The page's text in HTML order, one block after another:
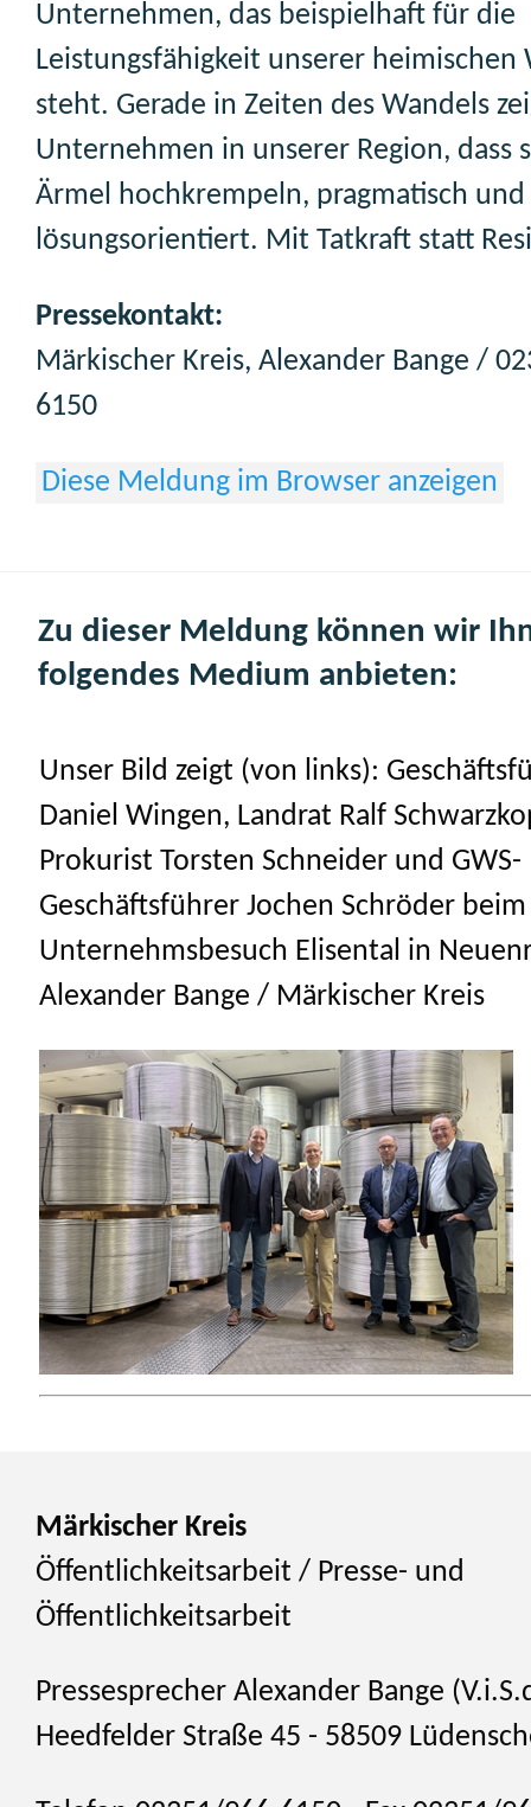
Unternehmen, das beispielhaft für die
Leistungsfähigkeit unserer heimischen
steht. Gerade in Zeiten des Wandels
Unternehmen in unserer Region, dass
Ärmel hochkrempeln, pragmatisch und
lösungsorientiert. Mit Tatkraft statt
Pressekontakt:
Märkischer Kreis, Alexander Bange /
6150
Diese Meldung im Browser anzeigen
Zu dieser Meldung können wir
folgendes Medium anbieten:
Unser Bild zeigt (von links):
Daniel Wingen, Landrat Ralf
Prokurist Torsten Schneider und GWS-
Geschäftsführer Jochen Schröder beim
Unternehmsbesuch Elisental in
Alexander Bange / Märkischer Kreis
Märkischer Kreis
Öffentlichkeitsarbeit / Presse- und
Öffentlichkeitsarbeit
Pressesprecher Alexander Bange
Heedfelder Straße 45 - 58509